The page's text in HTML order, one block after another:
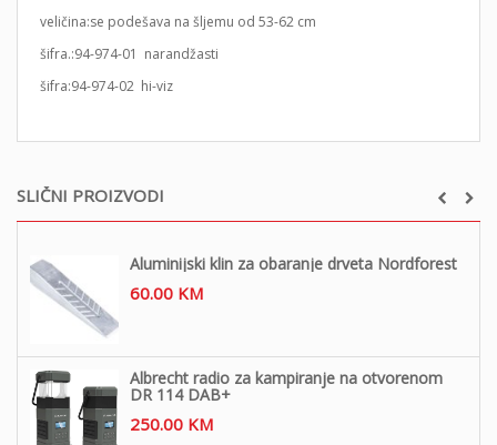
SLIČNI PROIZVODI
Aluminijski klin za obaranje drveta Nordforest
60.00 KM
Albrecht radio za kampiranje na otvorenom
DR 114 DAB+
250.00 KM
veličina:se podešava na šljemu od 53-62 cm
šifra.:94-974-01 narandžasti
šifra:94-974-02 hi-viz